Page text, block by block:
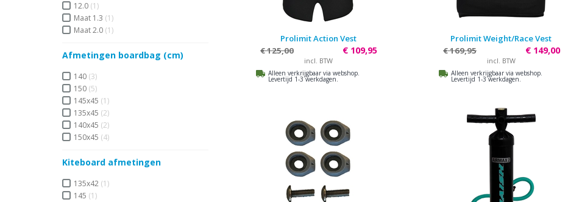
12.0 (1)
Maat 1.3 (1)
Maat 2.0 (1)
Afmetingen boardbag (cm)
140 (3)
150 (5)
145x45 (1)
135x45 (2)
140x45 (2)
150x45 (4)
Kiteboard afmetingen
135x42 (1)
145 (1)
Prolimit Action Vest
€ 125,00
€ 109,95
incl. BTW
Alleen verkrijgbaar via webshop.
Levertijd 1-3 werkdagen.
Prolimit Weight/Race Vest
€ 169,95
€ 149,00
incl. BTW
Alleen verkrijgbaar via webshop.
Levertijd 1-3 werkdagen.